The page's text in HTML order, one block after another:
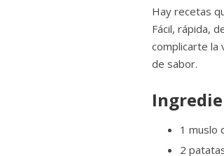
Hay recetas
Fácil, rápida,
complicarte la
de sabor.
1 muslo
2